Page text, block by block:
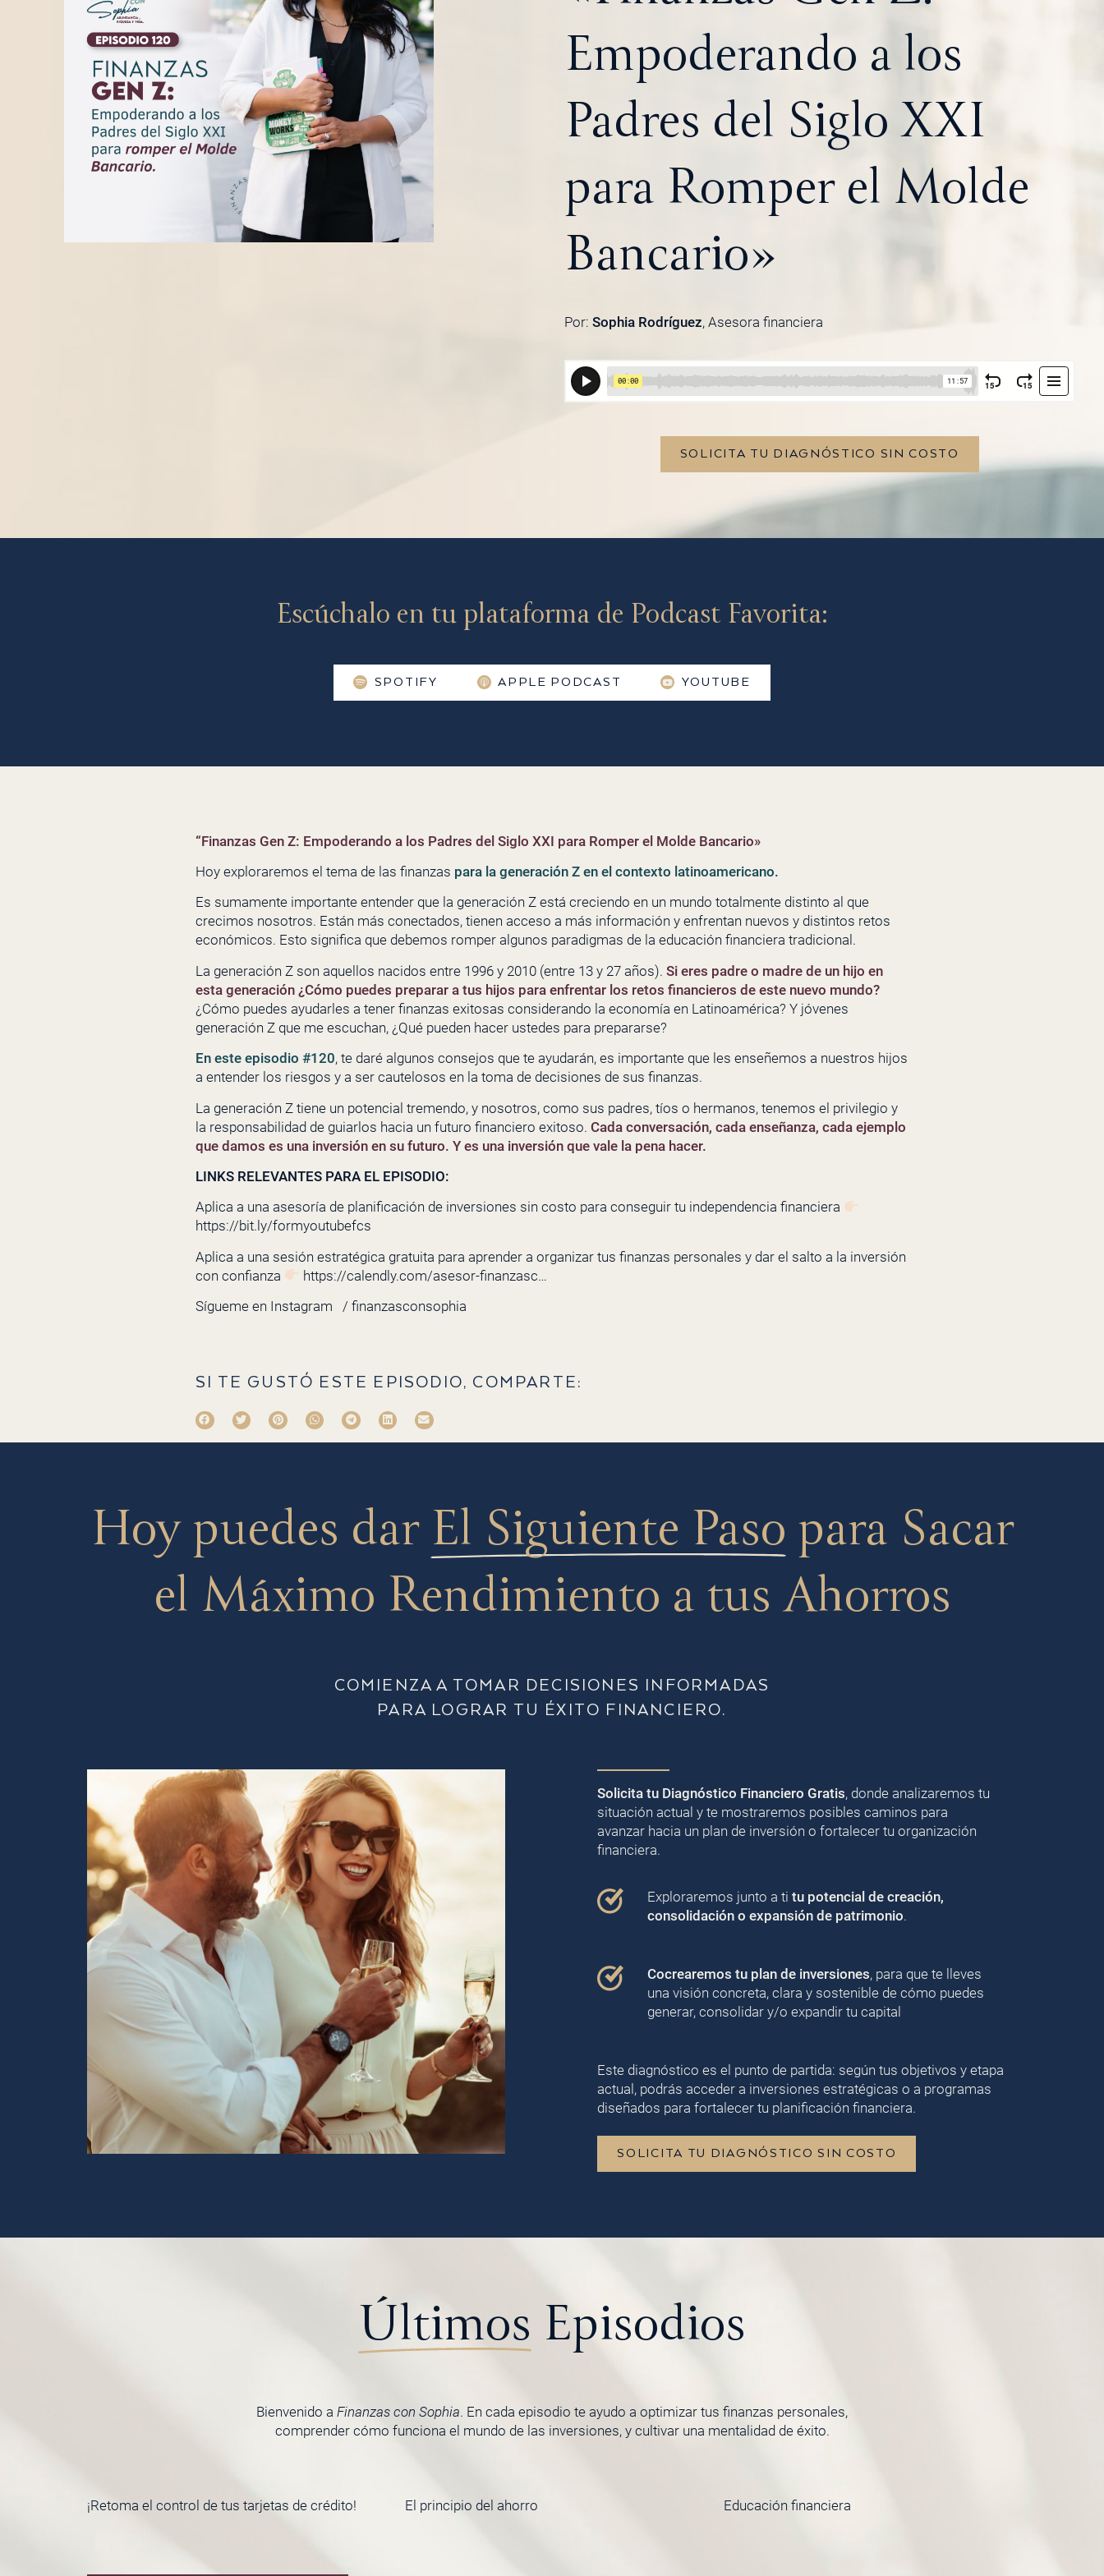
Empoderando a los
Padres del Siglo XXI
para Romper el Molde
Bancario»
Por: Sophia Rodríguez, Asesora financiera
SOLICITA TU DIAGNÓSTICO SIN COSTO
Escúchalo en tu plataforma de Podcast Favorita:
SPOTIFY APPLE PODCAST YOUTUBE
“Finanzas Gen Z: Empoderando a los Padres del Siglo XXI para Romper el Molde Bancario»
Hoy exploraremos el tema de las finanzas para la generación Z en el contexto latinoamericano.
Es sumamente importante entender que la generación Z está creciendo en un mundo totalmente distinto al que
crecimos nosotros. Están más conectados, tienen acceso a más información y enfrentan nuevos y distintos retos
económicos. Esto significa que debemos romper algunos paradigmas de la educación financiera tradicional.
La generación Z son aquellos nacidos entre 1996 y 2010 (entre 13 y 27 años). Si eres padre o madre de un hijo en
esta generación ¿Cómo puedes preparar a tus hijos para enfrentar los retos financieros de este nuevo mundo?
¿Cómo puedes ayudarles a tener finanzas exitosas considerando la economía en Latinoamérica? Y jóvenes
generación Z que me escuchan, ¿Qué pueden hacer ustedes para prepararse?
En este episodio #120, te daré algunos consejos que te ayudarán, es importante que les enseñemos a nuestros hijos
a entender los riesgos y a ser cautelosos en la toma de decisiones de sus finanzas.
La generación Z tiene un potencial tremendo, y nosotros, como sus padres, tíos o hermanos, tenemos el privilegio y
la responsabilidad de guiarlos hacia un futuro financiero exitoso. Cada conversación, cada enseñanza, cada ejemplo
que damos es una inversión en su futuro. Y es una inversión que vale la pena hacer.
LINKS RELEVANTES PARA EL EPISODIO:
Aplica a una asesoría de planificación de inversiones sin costo para conseguir tu independencia financiera
https://bit.ly/formyoutubefcs
Aplica a una sesión estratégica gratuita para aprender a organizar tus finanzas personales y dar el salto a la inversión
con confianza
https://calendly.com/asesor-finanzasc…
Sígueme en Instagram
/ finanzasconsophia
SI TE GUSTÓ ESTE EPISODIO, COMPARTE:
Hoy puedes dar El Siguiente Paso para Sacar
el Máximo Rendimiento a tus Ahorros
COMIENZA A TOMAR DECISIONES INFORMADAS
PARA LOGRAR TU ÉXITO FINANCIERO.
Solicita tu Diagnóstico Financiero Gratis, donde analizaremos tu
situación actual y te mostraremos posibles caminos para
avanzar hacia un plan de inversión o fortalecer tu organización
financiera.
Exploraremos junto a titu potencial de creación,
consolidación o expansión de patrimonio.
Cocrearemos tu plan de inversiones, para que te lleves
una visión concreta, clara y sostenible de cómo puedes
generar, consolidar y/o expandir tu capital
Este diagnóstico es el punto de partida: según tus objetivos y etapa
actual, podrás acceder a inversiones estratégicas o a programas
diseñados para fortalecer tu planificación financiera.
SOLICITA TU DIAGNÓSTICO SIN COSTO
Últimos Episodios
Bienvenido a Finanzas con Sophia. En cada episodio te ayudo a optimizar tus finanzas personales,
comprender cómo funciona el mundo de las inversiones, y cultivar una mentalidad de éxito.
¡Retoma el control de tus tarjetas de crédito! El principio del ahorro Educación financiera